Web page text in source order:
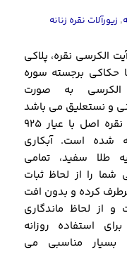
, زیورآلات نقره زنانه
الکرسی نقره، پلاکی
حکاکی برجسته سوره
به صورت
و نستعلیق می باشد
که از نقره اصل با عیار 925
شده است. آبکاری
طلا سفید، تمامی
شما را از لحاظ ثبات
کرده و بدون افت
و از لحاظ ماندگاری
استفاده روزانه
بسیار مناسبی می